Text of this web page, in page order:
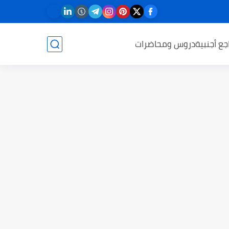
أجنبيةدروس ومحاضرات